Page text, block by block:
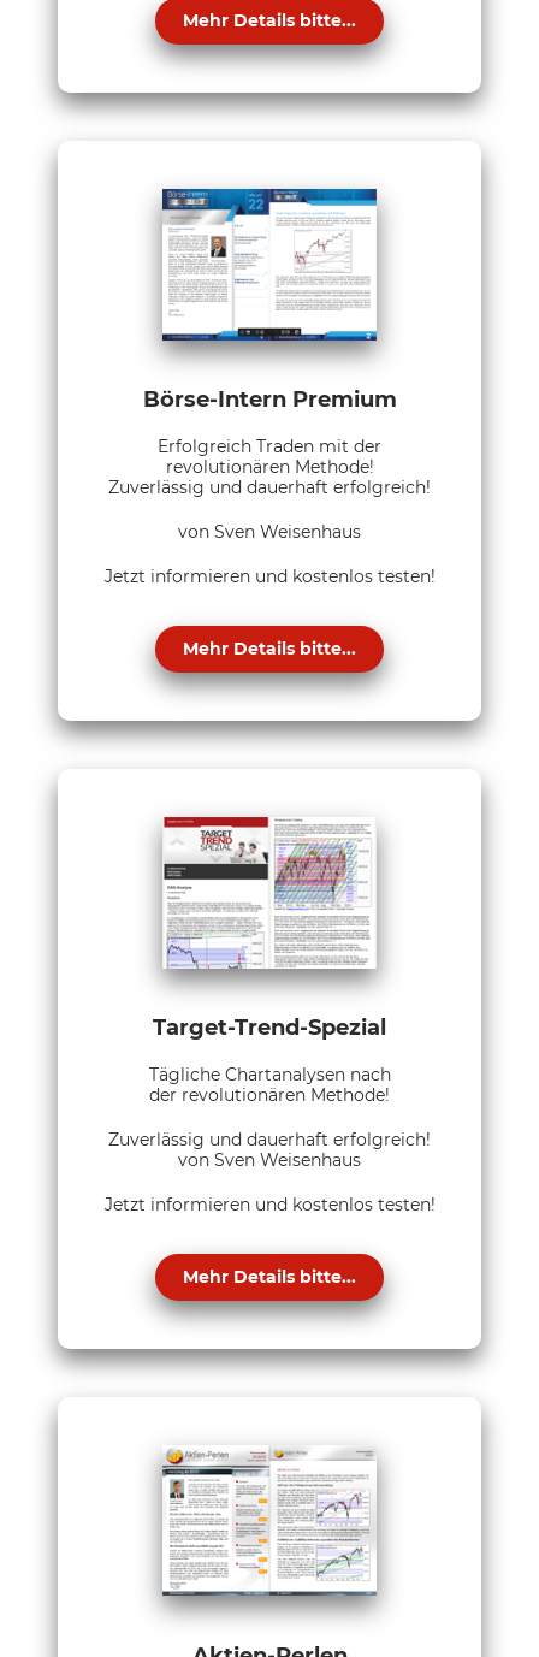
Mehr Details bitte...
Börse-Intern Premium
Erfolgreich Traden mit der
revolutionären Methode!
Zuverlässig und dauerhaft erfolgreich!
von Sven Weisenhaus
Jetzt informieren und kostenlos testen!
Mehr Details bitte...
Target-Trend-Spezial
Tägliche Chartanalysen nach
der revolutionären Methode!
Zuverlässig und dauerhaft erfolgreich!
von Sven Weisenhaus
Jetzt informieren und kostenlos testen!
Mehr Details bitte...